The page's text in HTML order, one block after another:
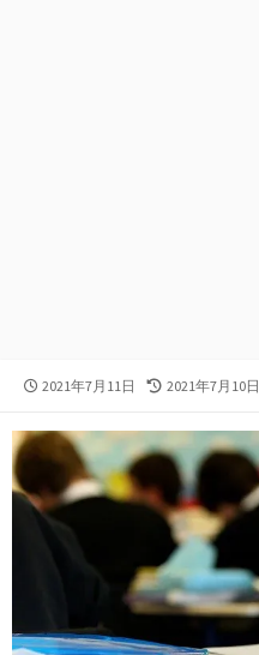
公
日
2021年7月11日
最
更
新
日
2021年7月10日